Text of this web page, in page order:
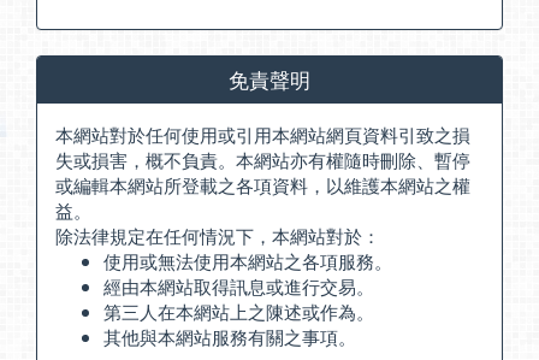
免責聲明
本網站對於任何使用或引用本網站網頁資料引致之損
失或損害，概不負責。本網站亦有權隨時刪除、暫停
或編輯本網站所登載之各項資料，以維護本網站之權
益。
除法律規定在任何情況下，本網站對於：
使用或無法使用本網站之各項服務。
經由本網站取得訊息或進行交易。
第三人在本網站上之陳述或作為。
其他與本網站服務有關之事項。